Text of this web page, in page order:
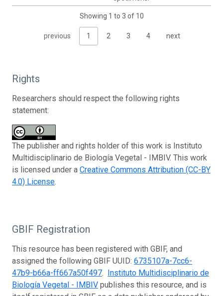
Showing 1 to 3 of 10
previous 1 2 3 4 next
Rights
Researchers should respect the following rights
statement:
The publisher and rights holder of this work is Instituto
Multidisciplinario de Biología Vegetal - IMBIV. This work
is licensed under a Creative Commons Attribution (CC-BY
4.0) License.
GBIF Registration
This resource has been registered with GBIF, and
assigned the following GBIF UUID: 6735107a-7cc6-
47b9-b66a-ff667a50f497. Instituto Multidisciplinario de
Biología Vegetal - IMBIV publishes this resource, and is